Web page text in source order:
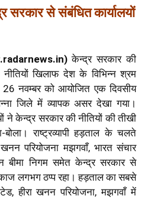
से संबंधित कार्यालयों
केन्द्र सरकार की
नीतियों खिलाफ देश के विभिन्न श्रम
नवम्बर को आयोजित एक दिवसीय
जिले में व्यापक असर देखा गया।
ने केन्द्र सरकार की नीतियों की तीखी
राष्ट्रव्यापी हड़ताल के चलते
परियोजना मझगवाँ, भारत संचार
बीमा निगम समेत केन्द्र सरकार से
लगभग ठप्प रहा। हड़ताल का सबसे
हीरा खनन परियोजना, मझगवाँ में